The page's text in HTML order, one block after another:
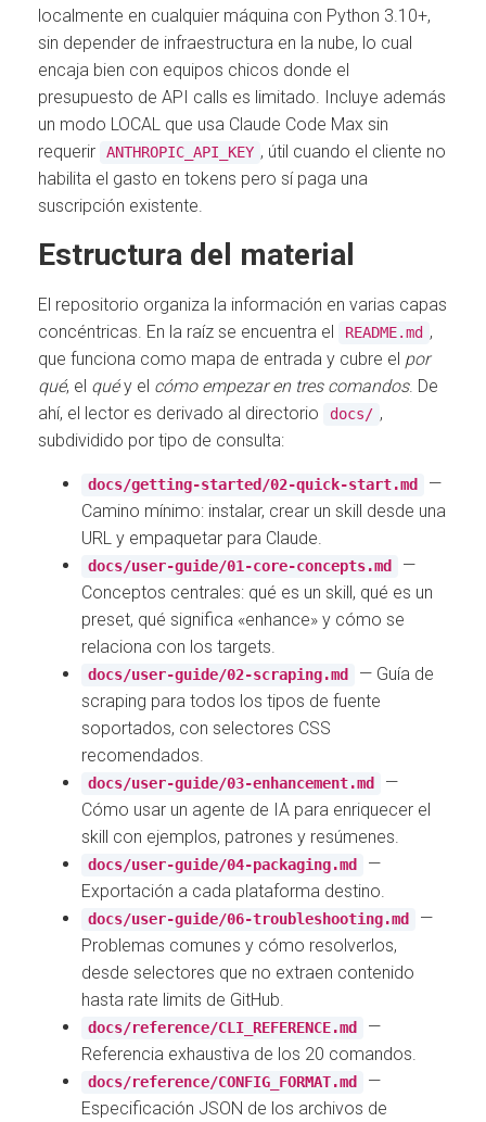
localmente en cualquier máquina con Python 3.10+,
sin depender de infraestructura en la nube, lo cual
encaja bien con equipos chicos donde el
presupuesto de API calls es limitado. Incluye además
un modo LOCAL que usa Claude Code Max sin
requerir
ANTHROPIC_API_KEY , útil cuando el cliente no
habilita el gasto en tokens pero sí paga una
suscripción existente.
Estructura del material
El repositorio organiza la información en varias capas
concéntricas. En la raíz se encuentra el
README.md ,
que funciona como mapa de entrada y cubre el por
qué, el quéy el cómo empezar en tres comandos. De
ahí, el lector es derivado al directorio
docs/ ,
subdividido por tipo de consulta:
docs/getting-started/02-quick-start.md
—
Camino mínimo: instalar, crear un skill desde una
URL y empaquetar para Claude.
docs/user-guide/01-core-concepts.md
—
Conceptos centrales: qué es un skill, qué es un
preset, qué significa «enhance» y cómo se
relaciona con los targets.
docs/user-guide/02-scraping.md
— Guía de
scraping para todos los tipos de fuente
soportados, con selectores CSS
recomendados.
docs/user-guide/03-enhancement.md
—
Cómo usar un agente de IA para enriquecer el
skill con ejemplos, patrones y resúmenes.
docs/user-guide/04-packaging.md
—
Exportación a cada plataforma destino.
docs/user-guide/06-troubleshooting.md
—
Problemas comunes y cómo resolverlos,
desde selectores que no extraen contenido
hasta rate limits de GitHub.
docs/reference/CLI_REFERENCE.md
—
Referencia exhaustiva de los 20 comandos.
docs/reference/CONFIG_FORMAT.md
—
Especificación JSON de los archivos de